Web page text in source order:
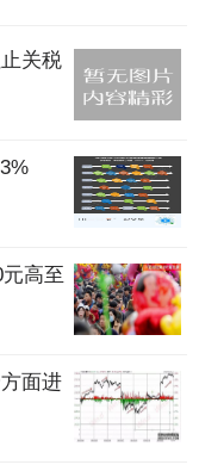
关税
高至
面进